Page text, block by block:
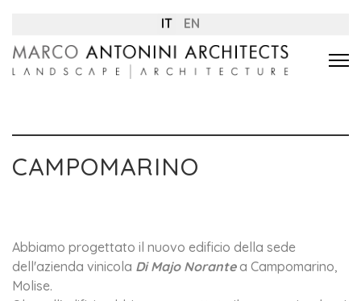
IT EN
CAMPOMARINO
Abbiamo progettato il nuovo edificio della sede
dell'azienda vinicola Di Majo Norantea Campomarino,
Molise.